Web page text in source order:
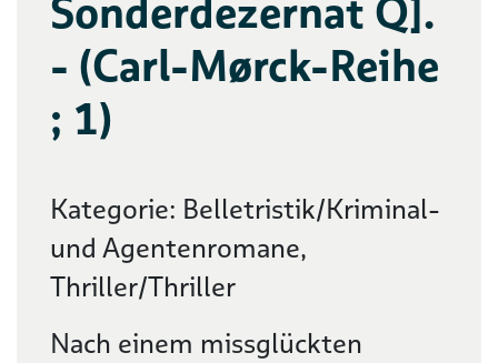
Sonderdezernat Q].
- (Carl-Mørck-Reihe
; 1)
Kategorie: Belletristik/Kriminal-
und Agentenromane,
Thriller/Thriller
Nach einem missglückten